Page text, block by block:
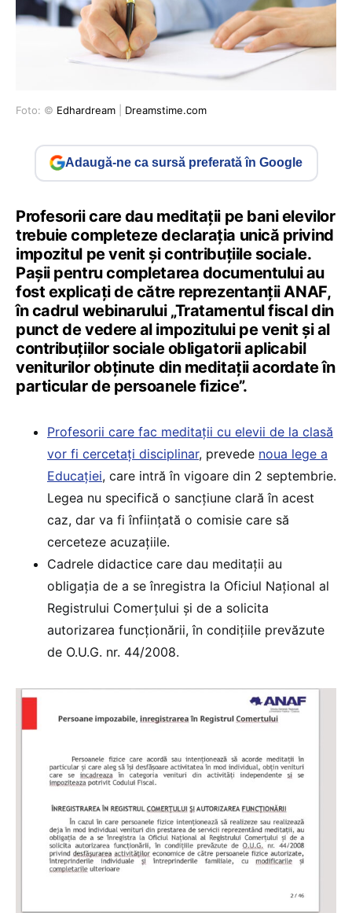
Foto: © Edhardream Dreamstime.com
Adaugă-ne ca sursă preferată în Google
Profesorii care dau meditații pe bani elevilor
trebuie completeze declarația unică privind
impozitul pe venit şi contribuţiile sociale.
Pașii pentru completarea documentului au
fost explicați de către reprezentanții ANAF,
în cadrul webinarului „Tratamentul fiscal din
punct de vedere al impozitului pe venit şi al
contribuţiilor sociale obligatorii aplicabil
veniturilor obţinute din meditaţii acordate în
particular de persoanele fizice”.
Profesorii care fac meditații cu elevii de la clasă
vor fi cercetați disciplinar, prevede noua lege a
Educației, care intră în vigoare din 2 septembrie.
Legea nu specifică o sancțiune clară în acest
caz, dar va fi înființată o comisie care să
cerceteze acuzațiile.
Cadrele didactice care dau meditații au
obligația de a se înregistra la Oficiul Național al
Registrului Comerțului și de a solicita
autorizarea funcționării, în condițiile prevăzute
de O.U.G. nr. 44/2008.